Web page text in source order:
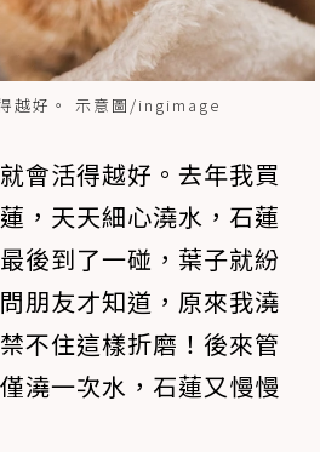
越好。 示意圖/ingimage
會活得越好。去年我買
，天天細心澆水，石蓮
後到了一碰，葉子就紛
朋友才知道，原來我澆
不住這樣折磨！後來管
澆一次水，石蓮又慢慢